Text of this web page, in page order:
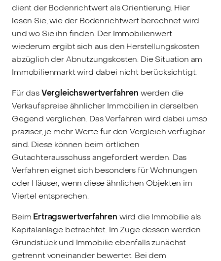
dient der Bodenrichtwert als Orientierung. Hier
lesen Sie, wie der Bodenrichtwert berechnet wird
und wo Sie ihn finden. Der Immobilienwert
wiederum ergibt sich aus den Herstellungskosten
abzüglich der Abnutzungskosten. Die Situation am
Immobilienmarkt wird dabei nicht berücksichtigt.
Für dasVergleichswertverfahren werden die
Verkaufspreise ähnlicher Immobilien in derselben
Gegend verglichen. Das Verfahren wird dabei umso
präziser, je mehr Werte für den Vergleich verfügbar
sind. Diese können beim örtlichen
Gutachterausschuss angefordert werden. Das
Verfahren eignet sich besonders für Wohnungen
oder Häuser, wenn diese ähnlichen Objekten im
Viertel entsprechen.
Beim Ertragswertverfahren wird die Immobilie als
Kapitalanlage betrachtet. Im Zuge dessen werden
Grundstück und Immobilie ebenfalls zunächst
getrennt voneinander bewertet. Bei dem